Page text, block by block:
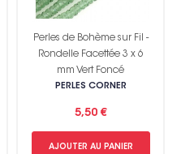
Perles de Bohème sur Fil -
Rondelle Facettée 3 x 6
mm Vert Foncé
PERLES CORNER
5,50 €
AJOUTER AU PANIER